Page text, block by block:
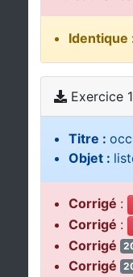
Identique
Exercice 1
Titre :
Objet :
Corrigé :
Corrigé :
Corrigé
Corrigé